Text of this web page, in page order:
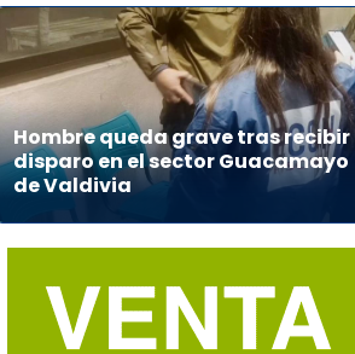
Hombre queda grave tras recibir
disparo en el sector Guacamayo
de Valdivia